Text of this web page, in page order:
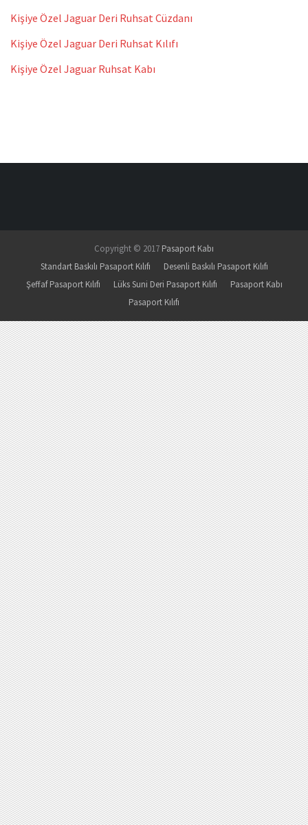
Kişiye Özel Jaguar Deri Ruhsat Cüzdanı
Kişiye Özel Jaguar Deri Ruhsat Kılıfı
Kişiye Özel Jaguar Ruhsat Kabı
Copyright © 2017 Pasaport Kabı
Standart Baskılı Pasaport Kılıfı
Desenli Baskılı Pasaport Kılıfı
Şeffaf Pasaport Kılıfı
Lüks Suni Deri Pasaport Kılıfı
Pasaport Kabı
Pasaport Kılıfı